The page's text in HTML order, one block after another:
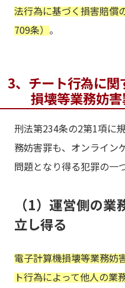
法行為に基づく損害賠償
709条）。
3、チート行為に
損壊等業務妨
刑法第234条の2第1項に
務妨害罪も、オンライン
問題となり得る犯罪の一
（1）運営側の
立し得る
電子計算機損壊等業務妨
ト行為によって他人の業